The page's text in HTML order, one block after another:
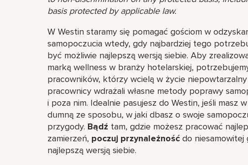
basis protected by applicable law.
W Westin staramy się pomagać gościom w
samopoczucia wtedy, gdy najbardziej tego
być możliwie najlepszą wersją siebie. Aby
marką wellness w branży hotelarskiej,
pracowników, którzy wcielą w życie
pracownicy wdrażali własne metody poprawy
i poza nim. Idealnie pasujesz do Westin, jeśli masz
dumną ze sposobu, w jaki dbasz o swoje
przygody. Bądź tam, gdzie możesz pracować
zamierzeń, poczuj przynależność do niesamowitej
najlepszą wersją siebie.